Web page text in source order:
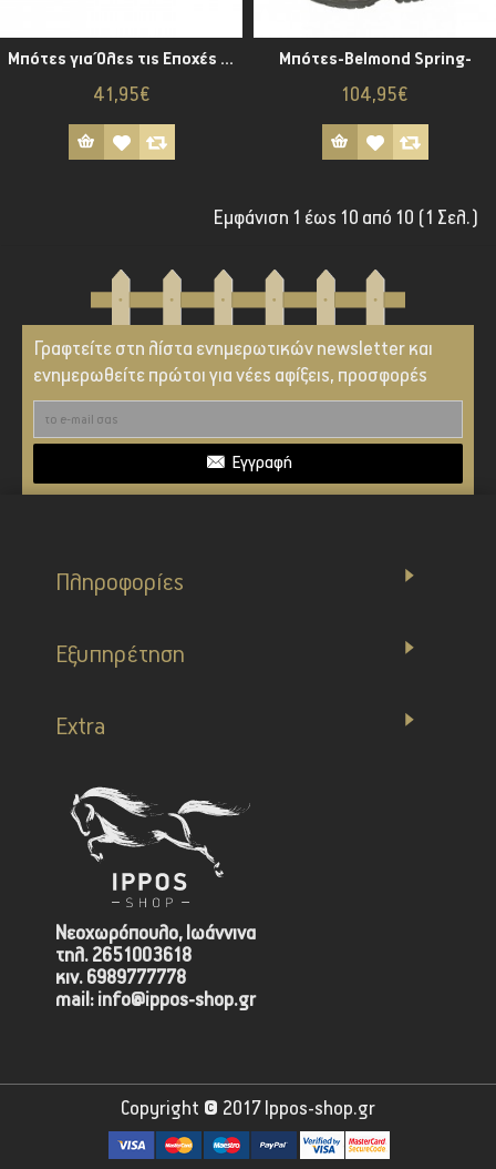
Μπότες για Όλες τις Εποχές - Davos Legolin-
41,95€
Μπότες-Belmond Spring-
104,95€
Εμφάνιση 1 έως 10 από 10 (1 Σελ.)
Γραφτείτε στη λίστα ενημερωτικών newsletter και
ενημερωθείτε πρώτοι για νέες αφίξεις, προσφορές
Εγγραφή
Πληροφορίες
Εξυπηρέτηση
Extra
Νεοχωρόπουλο, Ιωάννινα
τηλ. 2651003618
κιν. 6989777778
mail: info@ippos-shop.gr
Copyright © 2017 Ippos-shop.gr